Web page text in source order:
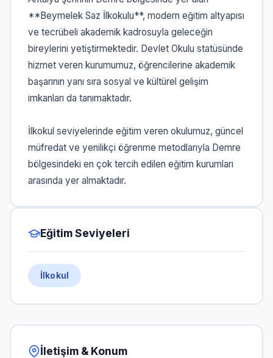
**Beymelek Saz İlkokulu**, modern eğitim altyapısı
ve tecrübeli akademik kadrosuyla geleceğin
bireylerini yetiştirmektedir. Devlet Okulu statüsünde
hizmet veren kurumumuz, öğrencilerine akademik
başarının yanı sıra sosyal ve kültürel gelişim
imkanları da tanımaktadır.
İlkokul seviyelerinde eğitim veren okulumuz, güncel
müfredat ve yenilikçi öğrenme metodlarıyla Demre
bölgesindeki en çok tercih edilen eğitim kurumları
arasında yer almaktadır.
Eğitim Seviyeleri
İlkokul
İletişim & Konum